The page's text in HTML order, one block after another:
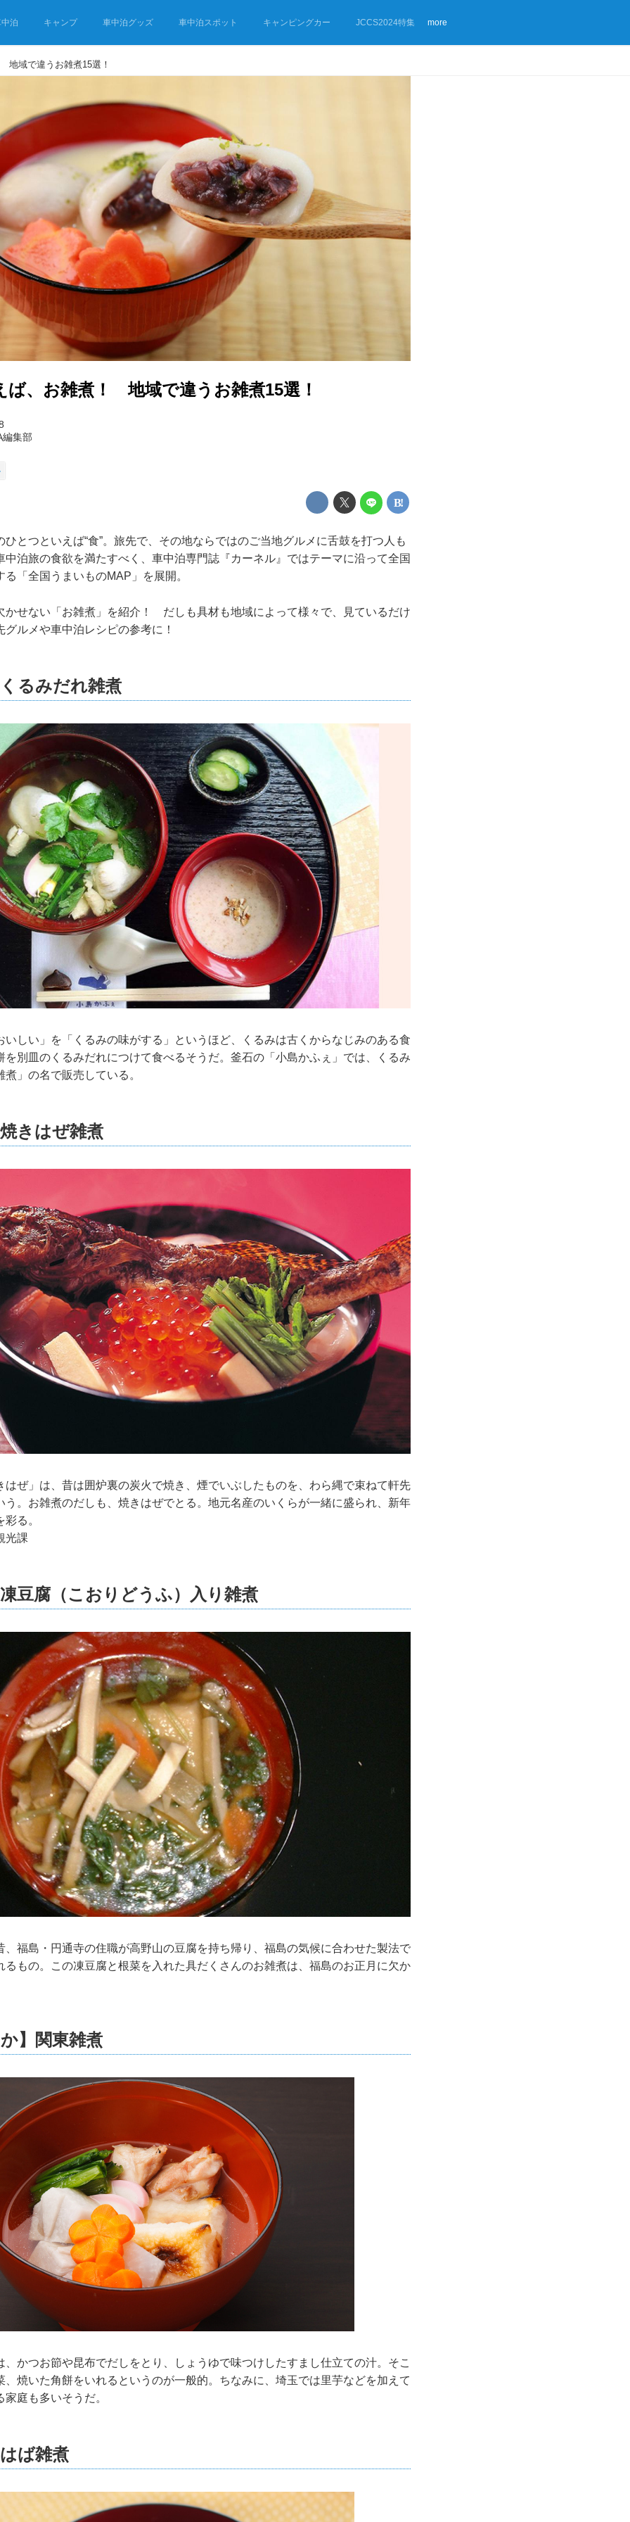
泊 キャンプ 車中泊グッズ 車中泊スポット キャンピングカー JCCS2024特集 more
地域で違うお雑煮15選！
ば、お雑煮！ 地域で違うお雑煮15選！
編集部
ひとつといえば“食”。旅先で、その地ならではのご当地グルメに舌鼓を打つ人も
中泊旅の食欲を満たすべく、車中泊専門誌『カーネル』ではテーマに沿って全国
「全国うまいものMAP」を展開。
かせない「お雑煮」を紹介！ だしも具材も地域によって様々で、見ているだけ
ルメや車中泊レシピの参考に！
るみだれ雑煮
いしい」を「くるみの味がする」というほど、くるみは古くからなじみのある食
を別皿のくるみだれにつけて食べるそうだ。釜石の「小島かふぇ」では、くるみ
」の名で販売している。
きはぜ雑煮
はぜ」は、昔は囲炉裏の炭火で焼き、煙でいぶしたものを、わら縄で束ねて軒先
う。お雑煮のだしも、焼きはぜでとる。地元名産のいくらが一緒に盛られ、新年
る。
光課
豆腐（こおりどうふ）入り雑煮
、福島・円通寺の住職が高野山の豆腐を持ち帰り、福島の気候に合わせた製法で
るもの。この凍豆腐と根菜を入れた具だくさんのお雑煮は、福島のお正月に欠か
】関東雑煮
、かつお節や昆布でだしをとり、しょうゆで味つけしたすまし仕立ての汁。そこ
、焼いた角餅をいれるというのが一般的。ちなみに、埼玉では里芋などを加えて
庭も多いそうだ。
ば雑煮